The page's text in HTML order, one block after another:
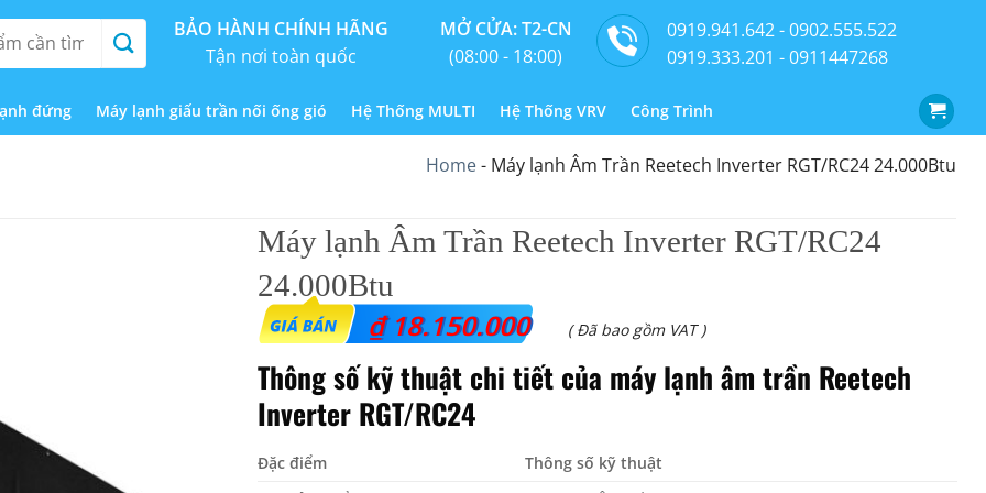
BẢO HÀNH CHÍNH HÃNG
Tận nơi toàn quốc
MỞ CỬA: T2-CN
(08:00 - 18:00)
0919.941.642 - 0902.555.522
0919.333.201 - 0911447268
đứng Máy lạnh giấu trần nối ống gió Hệ Thống MULTI Hệ Thống VRV Công Trình
Home- Máy lạnh Âm Trần Reetech Inverter RGT/RC24 24.000Btu
Máy lạnh Âm Trần Reetech Inverter RGT/RC24
24.000Btu
₫18.150.000 ( Đã bao gồm VAT )
Thông số kỹ thuật chi tiết của máy lạnh âm trần Reetech
Inverter RGT/RC24
Đặc điểm
Thông số kỹ thuật